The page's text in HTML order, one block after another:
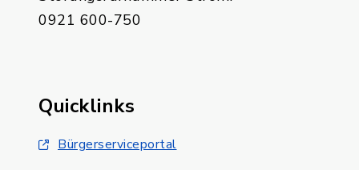
0921 600-750
Quicklinks
Bürgerserviceportal